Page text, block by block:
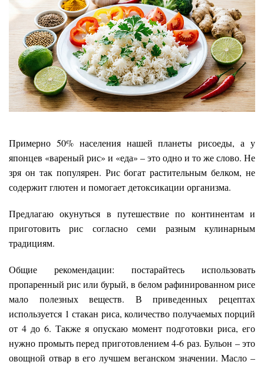
Примерно 50% населения нашей планеты рисоеды, а у
японцев «вареный рис» и «еда» – это одно и то же слово. Не
зря он так популярен. Рис богат растительным белком, не
содержит глютен и помогает детоксикации организма.
Предлагаю окунуться в путешествие по континентам и
приготовить рис согласно семи разным кулинарным
традициям.
Общие рекомендации: постарайтесь использовать
пропаренный рис или бурый, в белом рафинированном рисе
мало полезных веществ. В приведенных рецептах
используется 1 стакан риса, количество получаемых порций
от 4 до 6. Также я опускаю момент подготовки риса, его
нужно промыть перед приготовлением 4-6 раз. Бульон – это
овощной отвар в его лучшем веганском значении. Масло –